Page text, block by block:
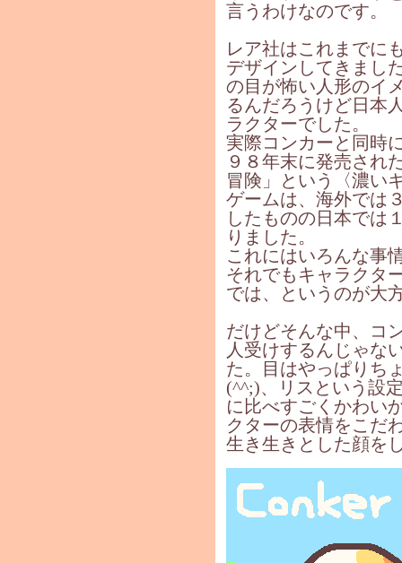
言うわけなのです。
レア社はこれまでに
デザインしてきまし
の目が怖い人形のイ
るんだろうけど日本
ラクターでした。
実際コンカーと同時
９８年末に発売され
冒険」という〈濃い
ゲームは、海外では
したものの日本では
りました。
これにはいろんな事
それでもキャラクタ
では、というのが大
だけどそんな中、コ
人受けするんじゃな
た。目はやっぱりち
(^^;)、リスという設
に比べすごくかわい
クターの表情をこだ
生き生きとした顔を